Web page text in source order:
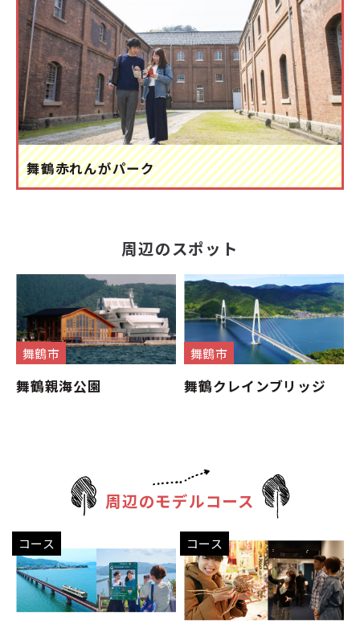
舞鶴赤れんがパーク
周辺のスポット
舞鶴市
舞鶴親海公園
舞鶴市
舞鶴クレインブリッジ
周辺のモデルコース
コース コース